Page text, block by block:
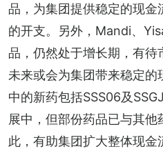
品，为集团提供稳定的现
的开支。另外，Mandi、
品，仍然处于增长期，有待
未来或会为集团带来稳定
中的新药包括SSS06及
展中，但部份药品已与其他
此，有助集团扩大整体现金